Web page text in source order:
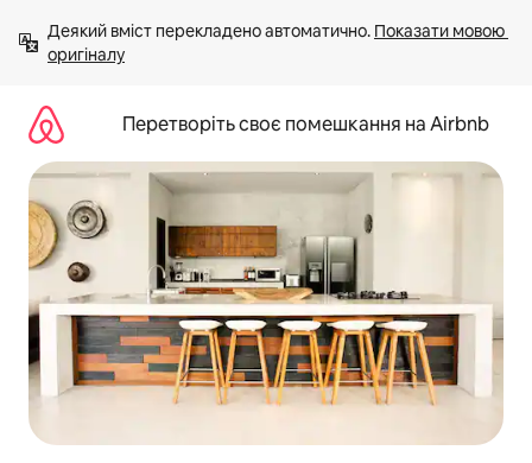
вмісту
Деякий вміст перекладено автоматично. Показати мовою
оригіналу
Перетворіть своє помешкання на Airbnb